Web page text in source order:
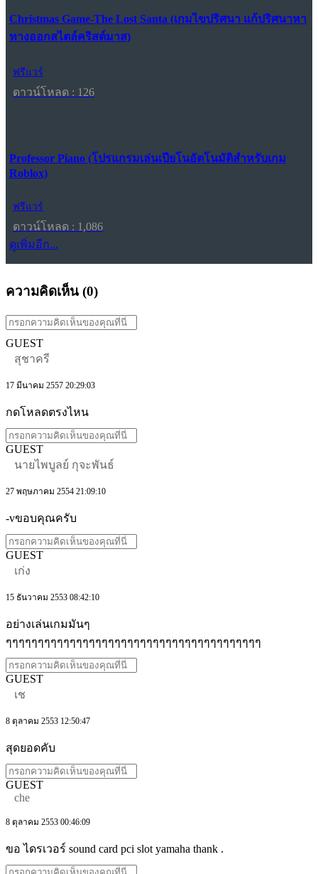
Christmas Game-The Lost Santa (เกมไขปริศนา แก้ปริศนาหา
ทางออกสไตล์คริสต์มาส)
ฟรีแวร์
ดาวน์โหลด : 126
Professor Piano (โปรแกรมเล่นเปียโนอัตโนมัติสำหรับเกม
Roblox)
ฟรีแวร์
ดาวน์โหลด : 1,086
ดูเพิ่มอีก...
ความคิดเห็น (0)
GUEST
สุชาครี
17 มีนาคม 2557 20:29:03
กดโหลดตรงไหน
GUEST
นายไพบูลย์ กุจะพันธ์
27 พฤษภาคม 2554 21:09:10
-vขอบคุณครับ
GUEST
เก่ง
15 ธันวาคม 2553 08:42:10
อย่างเล่นเกมมันๆ
ๆๆๆๆๆๆๆๆๆๆๆๆๆๆๆๆๆๆๆๆๆๆๆๆๆๆๆๆๆๆๆๆๆๆๆๆๆๆๆๆ
GUEST
เช
8 ตุลาคม 2553 12:50:47
สุดยอดคับ
GUEST
che
8 ตุลาคม 2553 00:46:09
ขอ ไดรเวอร์ sound card pci slot yamaha thank .